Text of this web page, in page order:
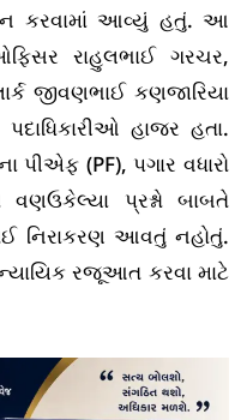
કરવામાં આવ્યું હતું. આ
રાહુલભાઈ ગરચર,
જીવણભાઈ કણજારિયા
હાજર હતા.
(PF), પગાર વધારો
પ્રશ્નો બાબતે
નિરાકરણ આવતું નહોતું.
રજૂઆત કરવા માટે